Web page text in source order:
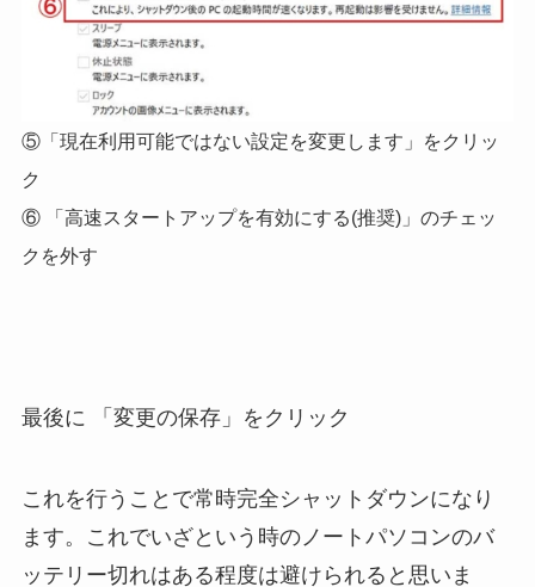
⑤「現在利用可能ではない設定を変更します」をクリッ
ク
⑥ 「高速スタートアップを有効にする(推奨)」のチェッ
クを外す
最後に 「変更の保存」をクリック
これを行うことで常時完全シャットダウンになり
ます。これでいざという時のノートパソコンのバ
ッテリー切れはある程度は避けられると思いま